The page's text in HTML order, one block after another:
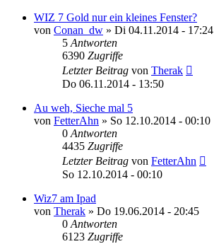
WIZ 7 Gold nur ein kleines Fenster?
von Conan_dw » Di 04.11.2014 - 17:24
5 Antworten
6390 Zugriffe
Letzter Beitrag von Therak
Do 06.11.2014 - 13:50
Au weh, Sieche mal 5
von FetterAhn » So 12.10.2014 - 00:10
0 Antworten
4435 Zugriffe
Letzter Beitrag von FetterAhn
So 12.10.2014 - 00:10
Wiz7 am Ipad
von Therak » Do 19.06.2014 - 20:45
0 Antworten
6123 Zugriffe